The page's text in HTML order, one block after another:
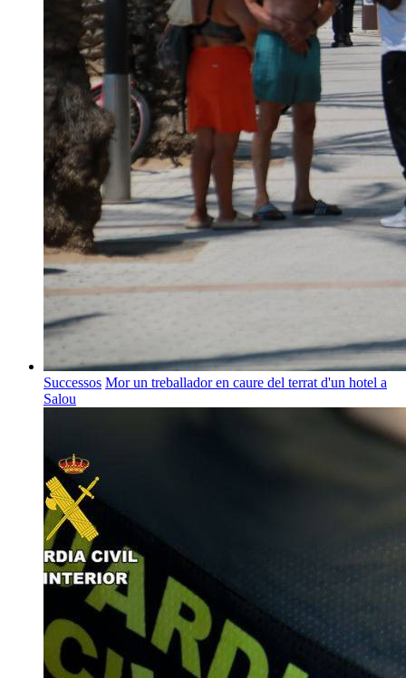
Successos Mor un treballador en caure del terrat d'un hotel a
Salou